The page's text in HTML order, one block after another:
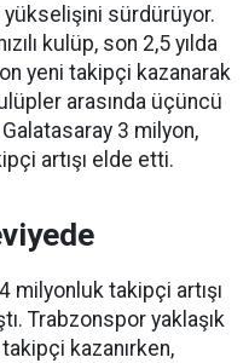
sürdürüyor.
kulüp, son 2,5 yılda
yeni takipçi kazanarak
arasında üçüncü
3 milyon,
artışı elde etti.
milyonluk takipçi artışı
Trabzonspor yaklaşık
kazanırken,